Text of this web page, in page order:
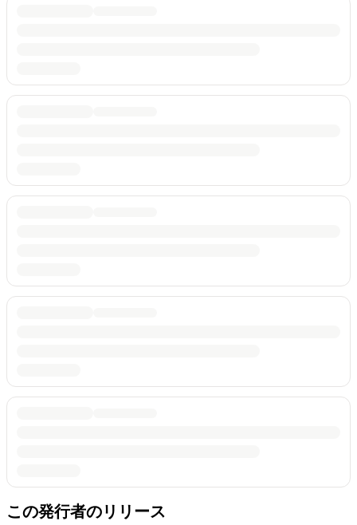
この発行者のリリース